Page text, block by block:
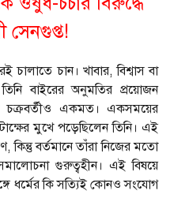
সেনগুপ্ত!
চান। খাবার, বিশ্বাস বা
বাইরের অনুমতির প্রয়োজন
চক্রবর্তীও একমত। একসময়ের
মুখে পড়েছিলেন তিনি। এই
কিন্তু বর্তমানে তাঁরা নিজের মতো
গুরুত্বহীন। এই বিষয়ে
ধর্মের কি সত্যিই কোনও সংযোগ